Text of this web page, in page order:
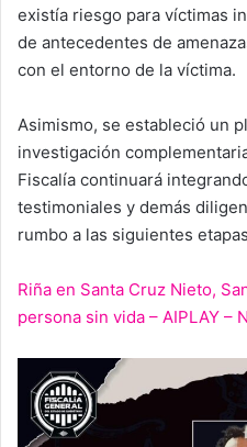
existía riesgo para víctimas
de antecedentes de
con el entorno de la víctima.
Asimismo, se estableció un
investigación
Fiscalía continuará
testimoniales y demás
rumbo a las siguientes
Riña en Santa Cruz Nieto,
persona sin vida – AIPLAY –